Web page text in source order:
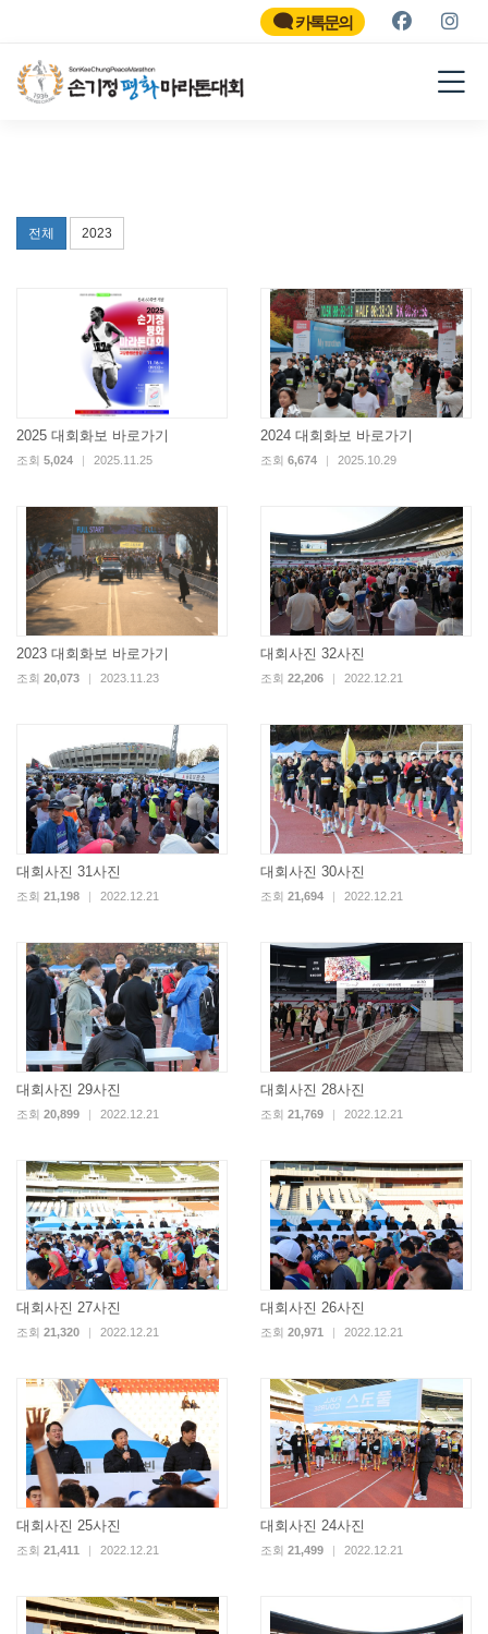
카톡문의
MARATHON
2026
전체 2023
2025 대회화보 바로가기
조회 5,024 | 2025.11.25
2024 대회화보 바로가기
조회 6,674 | 2025.10.29
2023 대회화보 바로가기
조회 20,073 | 2023.11.23
대회사진 32사진
조회 22,206 | 2022.12.21
대회사진 31사진
조회 21,198 | 2022.12.21
대회사진 30사진
조회 21,694 | 2022.12.21
대회사진 29사진
조회 20,899 | 2022.12.21
대회사진 28사진
조회 21,769 | 2022.12.21
대회사진 27사진
조회 21,320 | 2022.12.21
대회사진 26사진
조회 20,971 | 2022.12.21
대회사진 25사진
조회 21,411 | 2022.12.21
대회사진 24사진
조회 21,499 | 2022.12.21